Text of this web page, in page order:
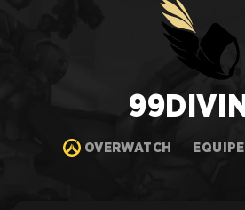
OVERWATCH